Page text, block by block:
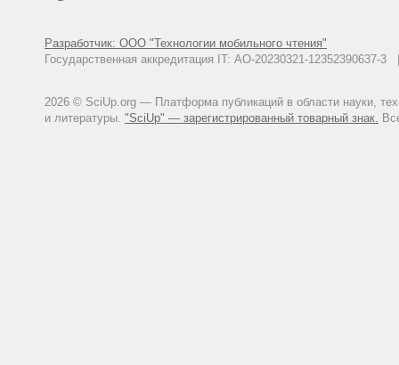
Разработчик: ООО "Технологии мобильного чтения"
Государственная аккредитация IT: АО-20230321-
2026 © SciUp.org — Платформа публикаций в области науки,
и литературы. "SciUp" — зарегистрированный товарный знак.